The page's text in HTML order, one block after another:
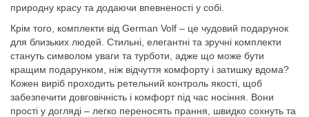
природну красу та додаючи впевненості у собі.
Крім того, комплекти від German Volf – це чудовий подарунок
для близьких людей. Стильні, елегантні та зручні комплекти
стануть символом уваги та турботи, адже що може бути
кращим подарунком, ніж відчуття комфорту і затишку вдома?
Кожен виріб проходить ретельний контроль якості, щоб
забезпечити довговічність і комфорт під час носіння. Вони
прості у догляді – легко переносять прання, швидко сохнуть та